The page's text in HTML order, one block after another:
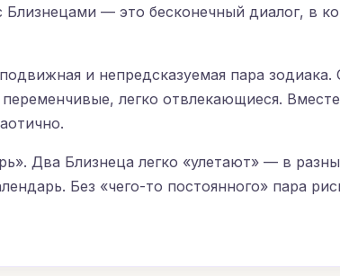
Близнецами — это бесконечный диалог, в
и непредсказуемая пара
легко отвлекающиеся.
Два Близнеца легко «улетают» — в
Без «чего-то постоянного» пара